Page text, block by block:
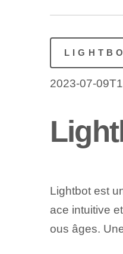
2023-07-
Lightbot est
ace intuitive
ous âges.